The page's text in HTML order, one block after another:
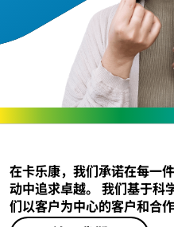
在卡乐康，我们承诺在每一
动中追求卓越。 我们基于科
们以客户为中心的客户和合